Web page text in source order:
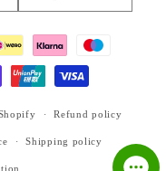
Refund policy
Shipping policy